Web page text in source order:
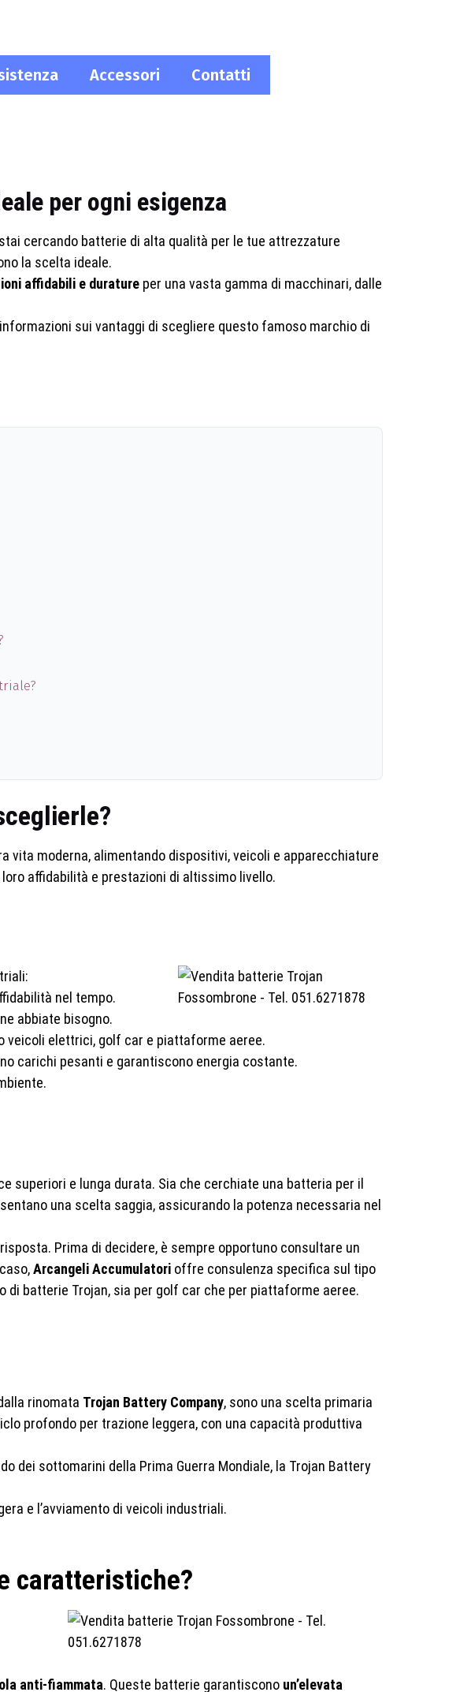
Accessori Contatti
per ogni esigenza
cercando batterie di alta qualità per le tue attrezzature
la scelta ideale.
affidabili e durature per una vasta gamma di macchinari, dalle
sui vantaggi di scegliere questo famoso marchio di
vita moderna, alimentando dispositivi, veicoli e apparecchiature
affidabilità e prestazioni di altissimo livello.
nel tempo.
abbiate bisogno.
veicoli elettrici, golf car e piattaforme aeree.
carichi pesanti e garantiscono energia costante.
superiori e lunga durata. Sia che cerchiate una batteria per il
una scelta saggia, assicurando la potenza necessaria nel
Prima di decidere, è sempre opportuno consultare un
Arcangeli Accumulatori offre consulenza specifica sul tipo
di batterie Trojan, sia per golf car che per piattaforme aeree.
rinomata Trojan Battery Company, sono una scelta primaria
profondo per trazione leggera, con una capacità produttiva
dei sottomarini della Prima Guerra Mondiale, la Trojan Battery
e l’avviamento di veicoli industriali.
caratteristiche?
anti-fiammata. Queste batterie garantiscono un’elevata